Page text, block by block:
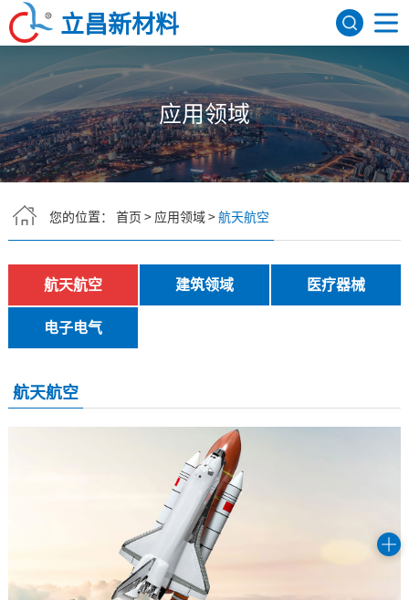
立昌新材料
网站首页
关于我们
公司简介
发展历程
荣誉资质
研发机构
产品展示
FEP聚全氟乙丙烯
PFA可熔性聚四氟乙烯
PVDF聚偏氟乙烯
ETFE四氟乙烯共聚物
氟树脂色母
PEEK
应用领域
新闻资讯
行业资讯
公司新闻
联系我们
应用领域
您的位置： 首页 > 应用领域> 航天航空
航天航空 建筑领域 医疗器械
电子电气
航天航空